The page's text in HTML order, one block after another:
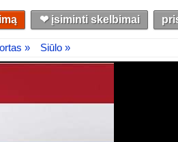
❤︎ įsiminti skelbimai
» Siūlo »